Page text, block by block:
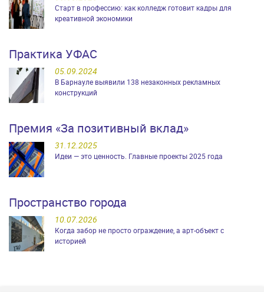
Старт в профессию: как колледж готовит кадры для
креативной экономики
Практика УФАС
05.09.2024
В Барнауле выявили 138 незаконных рекламных
конструкций
Премия «За позитивный вклад»
31.12.2025
Идеи — это ценность. Главные проекты 2025 года
Пространство города
10.07.2026
Когда забор не просто ограждение, а арт-объект с
историей